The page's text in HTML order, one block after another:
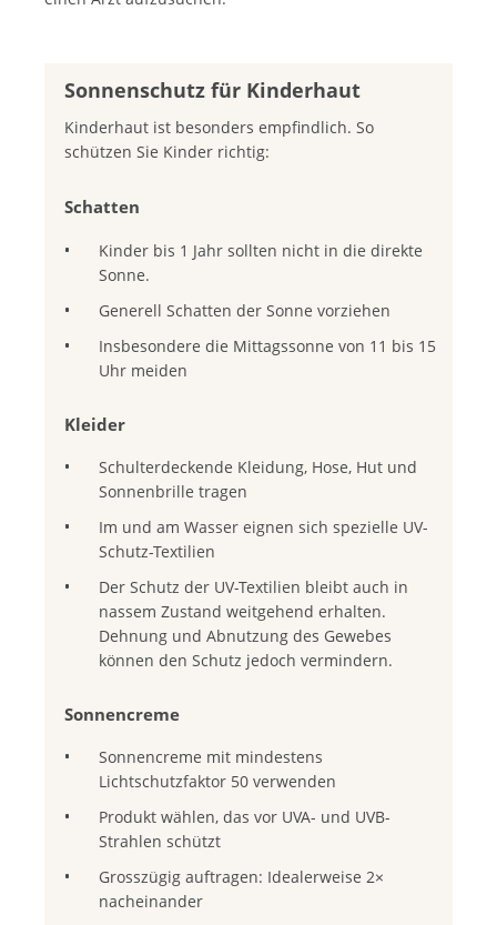
hohen Lichtschutzfaktor sind kein Freipass für
Verlauf seines Lebens an einem Melanom zu
Krebsliga dezidiert von Solarien ab.
Mehr Informationen dazu finden Sie hier.
Weitere Tipps zum richtigen Verhalten bei Hitze
finden Sie unterwww.stadt-zuerich.ch/hitze
Sonnenschutz für Kinderhaut
Kinderhaut ist besonders empfindlich. So
schützen Sie Kinder richtig:
Schatten
Kinder bis 1 Jahr sollten nicht in die direkte
Sonne.
Generell Schatten der Sonne vorziehen
Insbesondere die Mittagssonne von 11 bis 15
Uhr meiden
Kleider
Schulterdeckende Kleidung, Hose, Hut und
Sonnenbrille tragen
Im und am Wasser eignen sich spezielle UV-
Schutz-Textilien
Der Schutz der UV-Textilien bleibt auch in
nassem Zustand weitgehend erhalten.
Dehnung und Abnutzung des Gewebes
können den Schutz jedoch vermindern.
Sonnencreme
Sonnencreme mit mindestens
Lichtschutzfaktor 50 verwenden
Produkt wählen, das vor UVA- und UVB-
Strahlen schützt
Grosszügig auftragen: Idealerweise 2×
nacheinander